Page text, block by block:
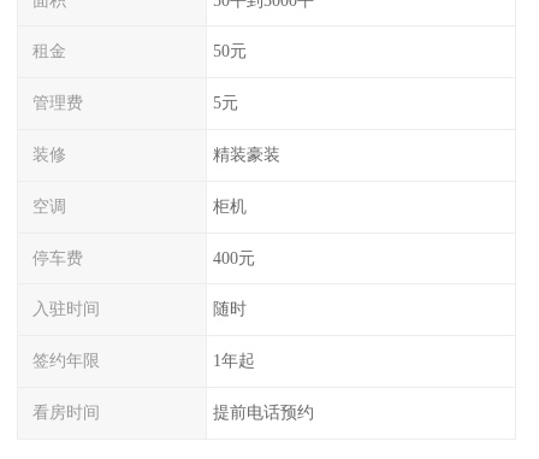
租金 50元
管理费 5元
装修 精装豪装
空调 柜机
停车费 400元
入驻时间 随时
签约年限 1年起
看房时间 提前电话预约